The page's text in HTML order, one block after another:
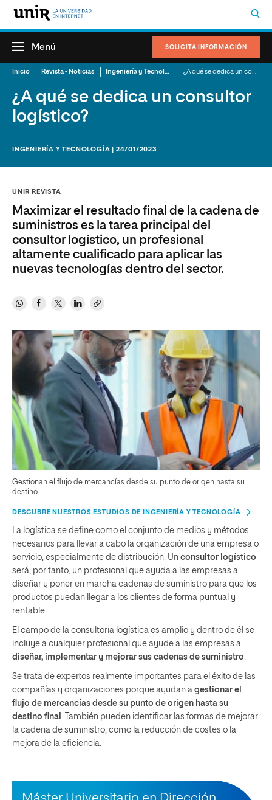
SOLICITA INFORMACIÓN
Menú
Inicio Revista - Noticias Ingeniería y Tecnología
¿A qué se dedica un consultor
logístico?
INGENIERÍA Y TECNOLOGÍA | 24/01/2023
UNIR REVISTA
Maximizar el resultado final de la cadena de
suministros es la tarea principal del
consultor logístico, un profesional
altamente cualificado para aplicar las
nuevas tecnologías dentro del sector.
Gestionan el flujo de mercancías desde su punto de origen hasta su
destino.
DESCUBRE NUESTROS ESTUDIOS DE INGENIERÍA Y TECNOLOGÍA
La logística se define como el conjunto de medios y métodos
necesarios para llevar a cabo la organización de una empresa o
servicio, especialmente de distribución. Un consultor logístico
será, por tanto, un profesional que ayuda a las empresas a
diseñar y poner en marcha cadenas de suministro para que los
productos puedan llegar a los clientes de forma puntual y
rentable.
El campo de la consultoría logística es amplio y dentro de él se
incluye a cualquier profesional que ayude a las empresas a
diseñar, implementar y mejorar sus cadenas de suministro
Se trata de expertos realmente importantes para el éxito de las
compañías y organizaciones porque ayudan a gestionar el
flujo de mercancías desde su punto de origen hasta su
destino final
. También pueden identificar las formas de mejorar
la cadena de suministro, como la reducción de costes o la
mejora de la eficiencia.